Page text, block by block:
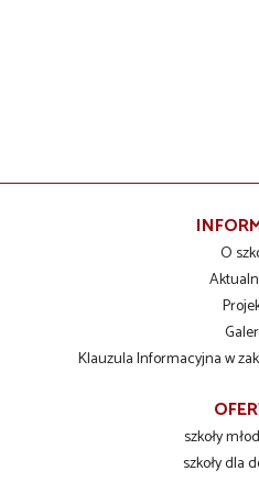
O
Klauzula Informacyjna w
szkoły
szkoły dla